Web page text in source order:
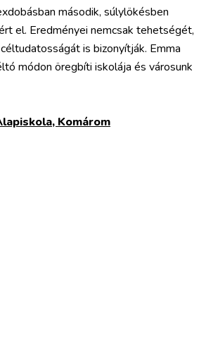
második, súlylökésben
el. Eredményei nemcsak tehetségét,
is bizonyítják. Emma
módon öregbíti iskolája és városunk
Komárom